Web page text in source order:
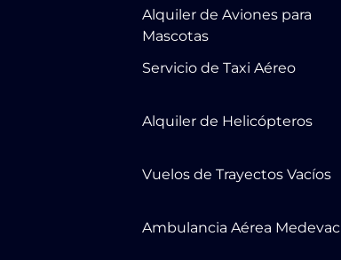
Alquiler de Aviones para
Mascotas
Servicio de Taxi Aéreo
Alquiler de Helicópteros
Vuelos de Trayectos Vacíos
Ambulancia Aérea Medevac